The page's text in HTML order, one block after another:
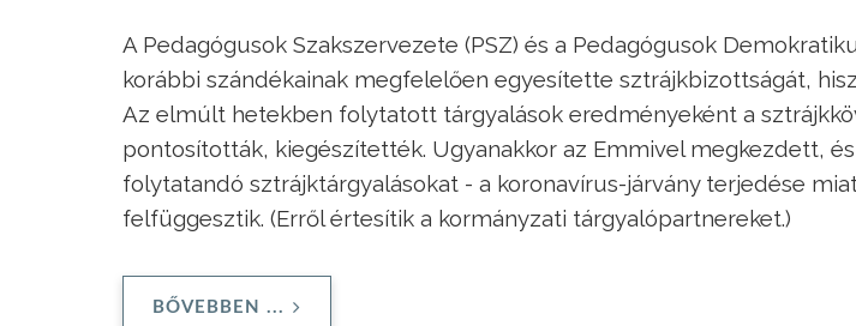
A Pedagógusok Szakszervezete (PSZ) és a Pedagógusok
korábbi szándékainak megfelelően egyesítette sztrájkbizottságát,
Az elmúlt hetekben folytatott tárgyalások eredményeként a
pontosították, kiegészítették. Ugyanakkor az Emmivel megkezdett,
folytatandó sztrájktárgyalásokat - a koronavírus-járvány terjedése
felfüggesztik. (Erről értesítik a kormányzati tárgyalópartnereket.)
BŐVEBBEN ...